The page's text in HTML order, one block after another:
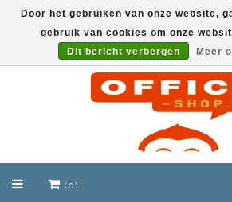
(0)
Door het gebruiken van onze website,
gebruik van cookies om onze
Dit bericht verbergen
Meer